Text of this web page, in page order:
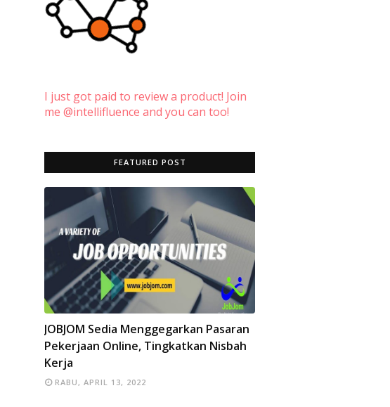
I just got paid to review a product! Join
me @intellifluence and you can too!
FEATURED POST
INFO
JOBJOM Sedia Menggegarkan Pasaran
Pekerjaan Online, Tingkatkan Nisbah
Kerja
RABU, APRIL 13, 2022